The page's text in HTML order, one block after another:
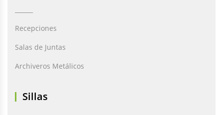
Recepciones
Salas de Juntas
Archiveros Metálicos
Sillas